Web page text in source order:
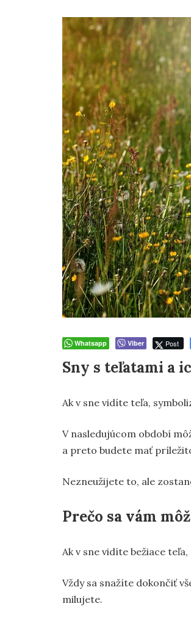
Whatsapp Viber Post
Sny s teľatami a
Ak v sne vidíte teľa,
V nasledujúcom období
a preto budete mať
Nezneužijete to, ale
Prečo sa vám
Ak v sne vidíte bežiace
Vždy sa snažíte dokončiť
milujete.